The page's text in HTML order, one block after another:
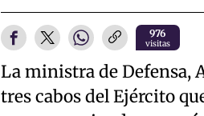
976
visitas
La ministra de Defensa,
tres cabos del Ejército